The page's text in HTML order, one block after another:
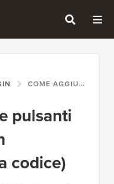
COME AGGIUNGERE PULSANTI DI CALL TO ACTION IN WORDPRESS (SENZA CODICE)
pulsanti
codice)